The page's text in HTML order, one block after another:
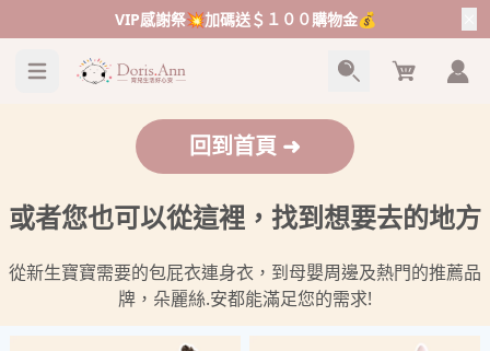
VIP感謝祭💥加碼送＄１００購物金💰
Cart
回到首頁 ➜
或者您也可以從這裡，找到想要去的地方
從新生寶寶需要的包屁衣連身衣，到母嬰周邊及熱門的推薦品
牌，朵麗絲.安都能滿足您的需求!